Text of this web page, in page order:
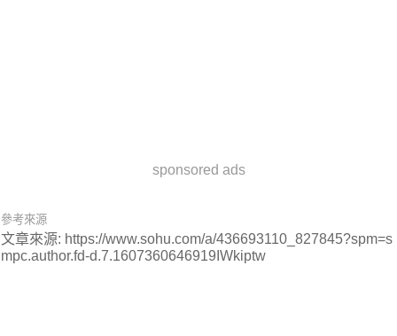
sponsored ads
參考來源
文章來源: https://www.sohu.com/a/436693110_827845?spm=s
mpc.author.fd-d.7.1607360646919IWkiptw